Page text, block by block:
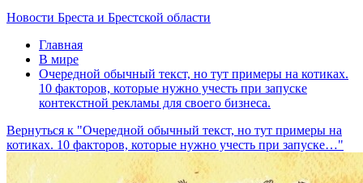
Новости Бреста и Брестской области
Главная
В мире
Очередной обычный текст, но тут примеры на котиках.
10 факторов, которые нужно учесть при запуске
контекстной рекламы для своего бизнеса.
Вернуться к "Очередной обычный текст, но тут примеры на
котиках. 10 факторов, которые нужно учесть при запуске…"